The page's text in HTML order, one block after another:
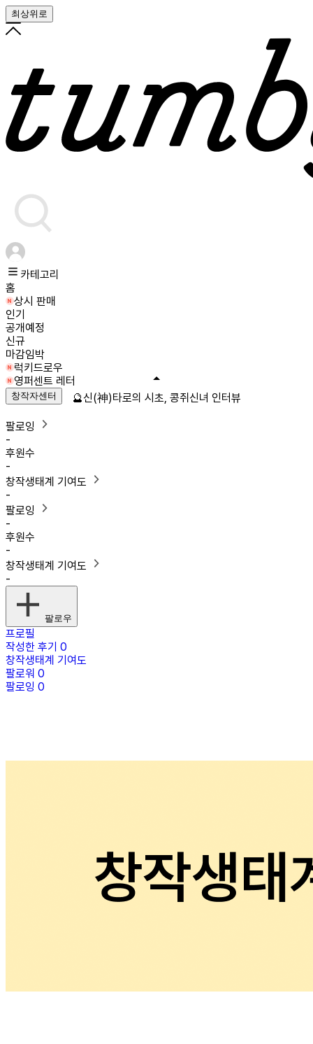
최상위로
카테고리
홈
상시 판매
인기
공개예정
신규
마감임박
럭키드로우
영퍼센트 레터
창작자센터
팔로잉
-
후원수
-
창작생태계 기여도
-
팔로잉
-
후원수
-
창작생태계 기여도
-
팔로우
프로필
작성한 후기 0
창작생태계 기여도
팔로워 0
팔로잉 0
🔮신(神)타로의 시초, 콩쥐신녀 인터뷰